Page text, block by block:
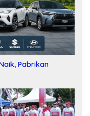
Pabrikan